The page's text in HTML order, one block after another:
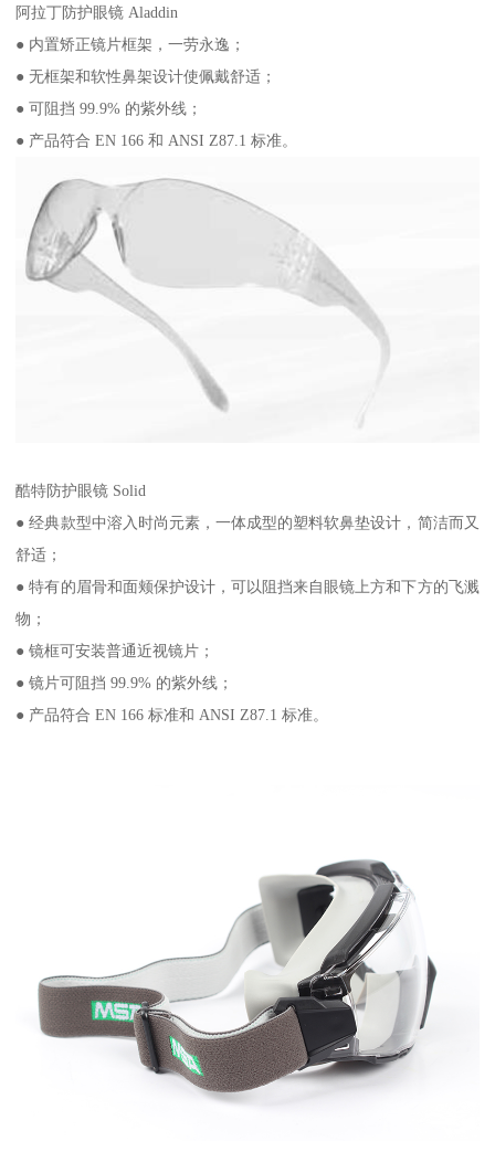
阿拉丁防护眼镜 Aladdin
● 内置矫正镜片框架，一劳永逸；
● 无框架和软性鼻架设计使佩戴舒适；
● 可阻挡 99.9% 的紫外线；
● 产品符合 EN 166 和 ANSI Z87.1 标准。
酷特防护眼镜 Solid
● 经典款型中溶入时尚元素，一体成型的塑料软鼻垫设计，简洁而又
舒适；
● 特有的眉骨和面颊保护设计，可以阻挡来自眼镜上方和下方的飞溅
物；
● 镜框可安装普通近视镜片；
● 镜片可阻挡 99.9% 的紫外线；
● 产品符合 EN 166 标准和 ANSI Z87.1 标准。